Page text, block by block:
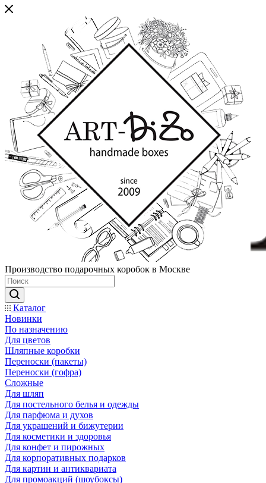
Производство подарочных коробок в Москве
Каталог
Новинки
По назначению
Для цветов
Шляпные коробки
Переноски (пакеты)
Переноски (гофра)
Сложные
Для шляп
Для постельного белья и одежды
Для парфюма и духов
Для украшений и бижутерии
Для косметики и здоровья
Для конфет и пирожных
Для корпоративных подарков
Для картин и антиквариата
Для промоакций (шоубоксы)